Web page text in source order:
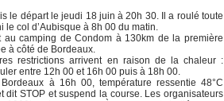
le départ le jeudi 18 juin à 20h 30. Il a roulé toute
le col d’Aubisque à 8h 00 du matin.
au camping de Condom à 130km de la première
à côté de Bordeaux.
restrictions arrivent en raison de la chaleur :
entre 12h 00 et 16h 00 puis à 18h 00.
à 16h 00, température ressentie 48°C
STOP et suspend la course. Les organisateurs